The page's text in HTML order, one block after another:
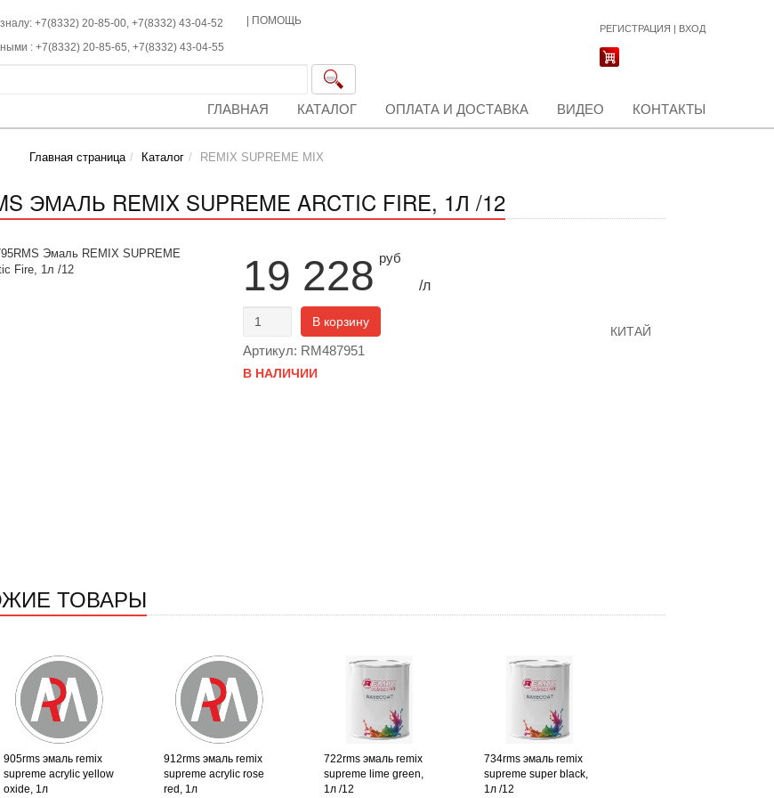
+7(8332) 20-85-00, +7(8332) 43-04-52
: +7(8332) 20-85-65, +7(8332) 43-04-55
ПОМОЩЬ
РЕГИСТРАЦИЯ | ВХОД
ГЛАВНАЯ КАТАЛОГ ОПЛАТА И ДОСТАВКА ВИДЕО КОНТАКТЫ
Главная страница Каталог REMIX SUPREME MIX
ЭМАЛЬ REMIX SUPREME ARCTIC FIRE, 1Л /12
19 228 руб
/л
В корзину
Артикул: RM487951
В НАЛИЧИИ
КИТАЙ
ТОВАРЫ
905rms эмаль remix
supreme acrylic yellow
oxide, 1л
912rms эмаль remix
supreme acrylic rose
red, 1л
722rms эмаль remix
supreme lime green,
1л /12
734rms эмаль remix
supreme super black,
1л /12